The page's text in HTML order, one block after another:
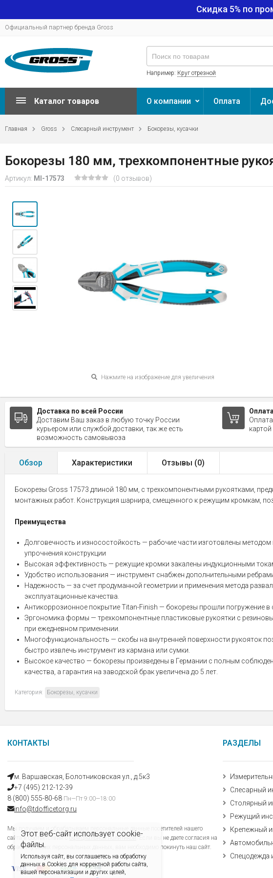
Этот веб-сайт использует cookie-
файлы.
Используя сайт, вы соглашаетесь на обработку
данных в Cookies для корректной работы сайта,
вашей персонализации и других целей,
Скидка 5% по
Официальный партнер бренда Gross
Например: Круг отрезной
Каталог товаров О компании Оплата
Главная Gross Слесарный инструмент Бокорезы, кусачки
Бокорезы 180 мм, трехкомпонентные
Артикул: MI-17573 (0 отзывов)
Нажмите на изображение для увеличения
Доставка по всей России
Доставим Ваш заказ в любую точку России
курьером или службой доставки, так же есть
возможность самовывоза
Оплата
Обзор Характеристики Отзывы (0)
Бокорезы Gross 17573 длиной 180 мм, с трехкомпонентными рукоятками,
монтажных работ. Конструкция шарнира, смещенного к режущим кромкам,
Преимущества
Долговечность и износостойкость — рабочие части изготовлены
упрочнения конструкции
Высокая эффективность — режущие кромки закалены индукционными
Удобство использования — инструмент снабжен дополнительными
Надежность — за счет продуманной геометрии и применения метода
эксплуатационные качества.
Антикоррозионное покрытие Titan-Finish — бокорезы прошли погружение
Эргономика формы — трехкомпонентные пластиковые рукоятки с
при ежедневном применении.
Многофункциональность — скобы на внутренней поверхности рукояток
быстро извлечь инструмент из кармана или сумки.
Высокое качество — бокорезы произведены в Германии с полным
качества, а гарантия на заводской брак увеличена до 5 лет.
Категория: Бокорезы, кусачки
КОНТАКТЫ
м. Варшавская, Болотниковская ул., д.5к3
+7 (495) 212-12-39
8 (800) 555-80-68 Пн—Пт 9:00—18:00
info@tdofficetorg.ru
Мы получаем и обрабатываем персональные данные посетителей нашего
сайта в соответствии с официальной политикой. Если вы не даете согласия на
обработку своих персональных данных, вам необходимо покинуть наш сайт.
РАЗДЕЛЫ
Слесарный
Столярный
Режущий
Крепежный
Спецодежда